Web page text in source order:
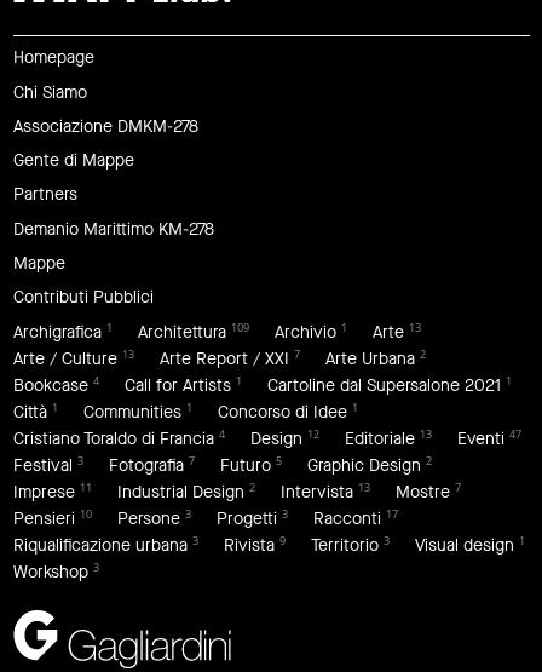
Homepage
Chi Siamo
Associazione DMKM-278
Gente di Mappe
Partners
Demanio Marittimo KM-278
Mappe
Contributi Pubblici
Archigrafica 1 Architettura 109 Archivio 1 Arte 13
Arte / Culture 13 Arte Report / XXI 7 Arte Urbana 2
Bookcase 4 Call for Artists 1 Cartoline dal Supersalone 2021 1
Città 1 Communities 1 Concorso di Idee 1
Cristiano Toraldo di Francia 4 Design 12 Editoriale 13 Eventi 47
Festival 3 Fotografia 7 Futuro 5 Graphic Design 2
Imprese 11 Industrial Design 2 Intervista 13 Mostre 7
Pensieri 10 Persone 3 Progetti 3 Racconti 17
Riqualificazione urbana 3 Rivista 9 Territorio 3 Visual design 1
Workshop 3